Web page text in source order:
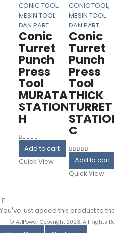
CONIC TOOL,
MESIN TOOL
DAN PART
Conic
Turret
Punch
Press
Tool
MURATA
STATION
H
Add to cart
Quick View
CONIC TOOL,
MESIN TOOL
DAN PART
Conic
Turret
Punch
Press
Tool
THICK
TURRET
C
Add to cart
Quick View
© AJIPower Copyright 2023. All Rights
You've just added this product to